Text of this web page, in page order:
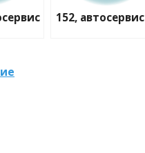
152, автосервис